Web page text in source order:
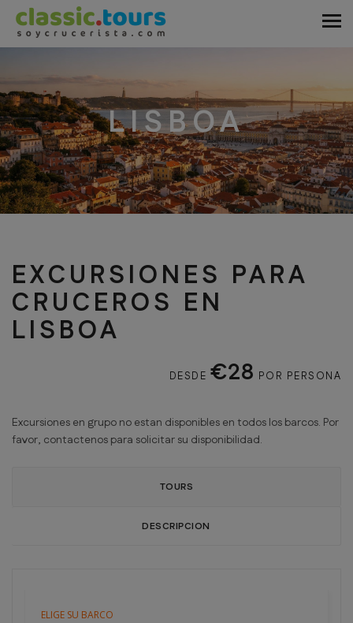
LISBOA
EXCURSIONES PARA
CRUCEROS EN
LISBOA
DESDE €28 POR PERSONA
Excursiones en grupo no estan disponibles en todos los barcos. Por
favor, contactenos para solicitar su disponibilidad.
TOURS
DESCRIPCION
ELIGE SU BARCO